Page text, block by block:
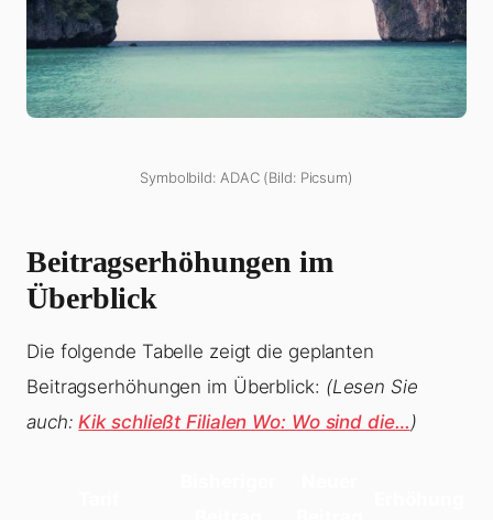
Symbolbild: ADAC (Bild: Picsum)
Beitragserhöhungen im
Überblick
Die folgende Tabelle zeigt die geplanten
Beitragserhöhungen im Überblick: (Lesen Sie
auch:Kik schließt Filialen Wo: Wo sind die…)